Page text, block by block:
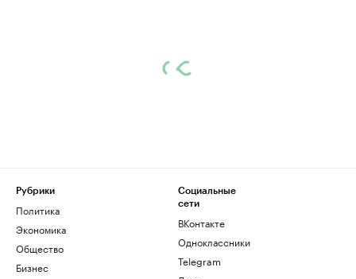
Рубрики
Политика
Экономика
Общество
Бизнес
Социальные
сети
ВКонтакте
Одноклассники
Telegram